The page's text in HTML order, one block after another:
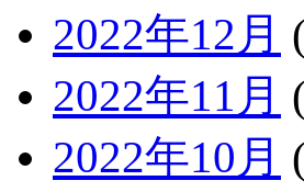
2022年12月
2022年11月
2022年10月